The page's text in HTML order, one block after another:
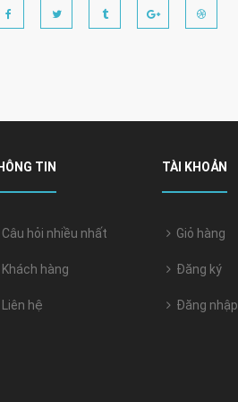
TIN
hỏi nhiều nhất
hàng
hệ
TÀI KHOẢN
Giỏ hàng
Đăng ký
Đăng nhập